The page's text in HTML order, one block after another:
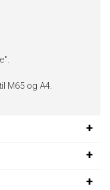
M65 og A4.